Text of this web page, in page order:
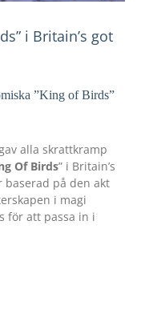
i Britain’s got
”King of Birds”
alla skrattkramp
Of Birds” i Britain’s
baserad på den akt
i magi
för att passa in i